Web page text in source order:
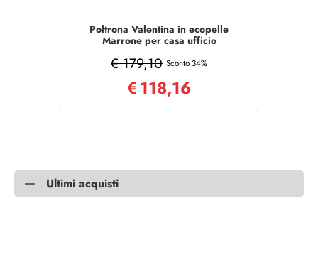
Poltrona Valentina in ecopelle
Marrone per casa ufficio
€ 179,10 Sconto 34%
€118,16
Ultimi acquisti